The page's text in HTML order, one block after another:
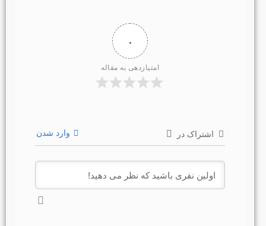
۰
امتیازدهی به مقاله
اشتراک در وارد شدن